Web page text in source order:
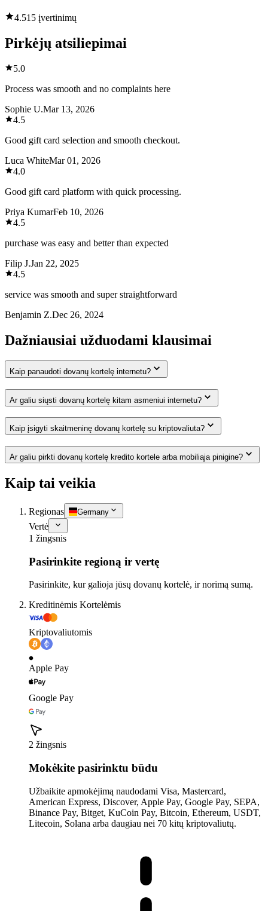
4.515 įvertinimų
Pirkėjų atsiliepimai
5.0
Process was smooth and no complaints here
Sophie U.Mar 13, 2026
4.5
Good gift card selection and smooth checkout.
Luca WhiteMar 01, 2026
4.0
Good gift card platform with quick processing.
Priya KumarFeb 10, 2026
4.5
purchase was easy and better than expected
Filip J.Jan 22, 2025
4.5
service was smooth and super straightforward
Benjamin Z.Dec 26, 2024
Dažniausiai užduodami klausimai
Kaip panaudoti dovanų kortelę internetu?
Ar galiu siųsti dovanų kortelę kitam asmeniui internetu?
Kaip įsigyti skaitmeninę dovanų kortelę su kriptovaliuta?
Ar galiu pirkti dovanų kortelę kredito kortele arba mobiliąja pinigine?
Kaip tai veikia
Regionas Germany
Vertė
1 žingsnis
Pasirinkite regioną ir vertę
Pasirinkite, kur galioja jūsų dovanų kortelė, ir norimą sumą.
Kreditinėmis Kortelėmis
Kriptovaliutomis
Apple Pay
Google Pay
2 žingsnis
Mokėkite pasirinktu būdu
Užbaikite apmokėjimą naudodami Visa, Mastercard,
American Express, Discover, Apple Pay, Google Pay, SEPA,
Binance Pay, Bitget, KuCoin Pay, Bitcoin, Ethereum, USDT,
Litecoin, Solana arba daugiau nei 70 kitų kriptovaliutų.